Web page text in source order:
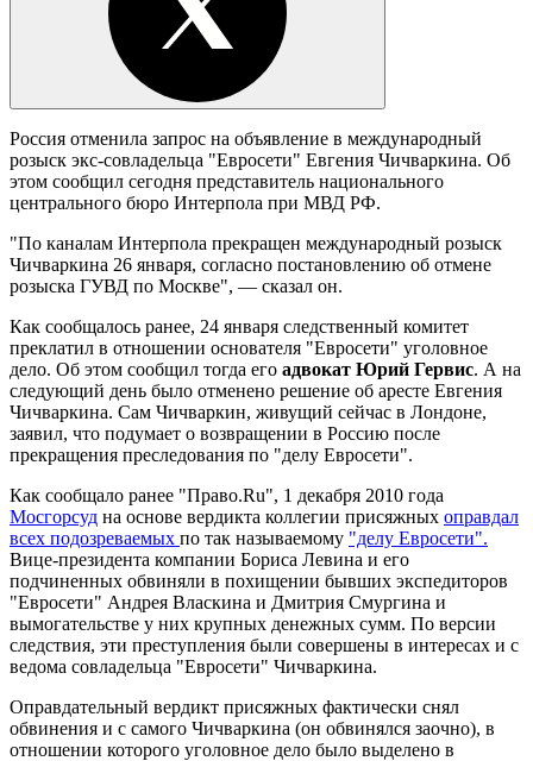
Россия отменила запрос на объявление в международный
розыск экс-совладельца "Евросети" Евгения Чичваркина. Об
этом сообщил сегодня представитель национального
центрального бюро Интерпола при МВД РФ.
"По каналам Интерпола прекращен международный розыск
Чичваркина 26 января, согласно постановлению об отмене
розыска ГУВД по Москве", — сказал он.
Как сообщалось ранее, 24 января следственный комитет
преклатил в отношении основателя "Евросети" уголовное
дело. Об этом сообщил тогда его адвокат Юрий Гервис. А на
следующий день было отменено решение об аресте Евгения
Чичваркина. Сам Чичваркин, живущий сейчас в Лондоне,
заявил, что подумает о возвращении в Россию после
прекращения преследования по "делу Евросети".
Как сообщало ранее "Право.Ru", 1 декабря 2010 года
Мосгорсуд на основе вердикта коллегии присяжных оправдал
всех подозреваемых по так называемому "делу Евросети".
Вице-президента компании Бориса Левина и его
подчиненных обвиняли в похищении бывших экспедиторов
"Евросети" Андрея Власкина и Дмитрия Смургина и
вымогательстве у них крупных денежных сумм. По версии
следствия, эти преступления были совершены в интересах и с
ведома совладельца "Евросети" Чичваркина.
Оправдательный вердикт присяжных фактически снял
обвинения и с самого Чичваркина (он обвинялся заочно), в
отношении которого уголовное дело было выделено в